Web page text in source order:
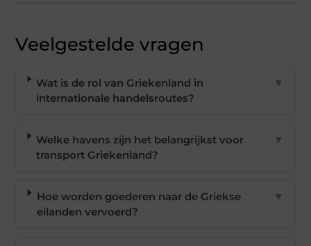
Veelgestelde vragen
Wat is de rol van Griekenland in
internationale handelsroutes?
▼
Welke havens zijn het belangrijkst voor
transport Griekenland?
▼
Hoe worden goederen naar de Griekse
eilanden vervoerd?
▼